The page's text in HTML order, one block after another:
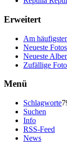
Erweitert
Am
Neueste Fotos
Neueste
Zufällige
Menü
Schlagworte
Suchen
Info
RSS-Feed
News